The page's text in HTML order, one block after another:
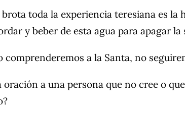
toda la experiencia teresiana es
y beber de esta agua para apagar
comprenderemos a la Santa, no
oración a una persona que no cree o